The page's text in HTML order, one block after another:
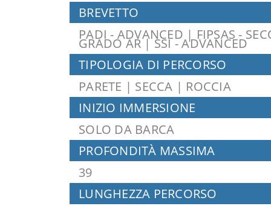
BREVETTO
PADI - ADVANCED | FIPSAS -
GRADO AR | SSI - ADVANCED
TIPOLOGIA DI PERCORSO
PARETE | SECCA | ROCCIA
INIZIO IMMERSIONE
SOLO DA BARCA
PROFONDITÀ MASSIMA
39
LUNGHEZZA PERCORSO